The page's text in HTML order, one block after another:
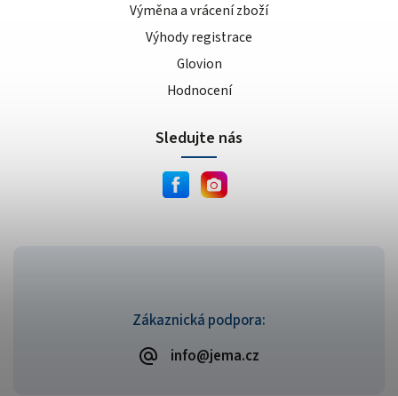
Zákaznická podpora:
info@jema.cz
Výměna a vrácení zboží
Výhody registrace
Glovion
Hodnocení
Sledujte nás